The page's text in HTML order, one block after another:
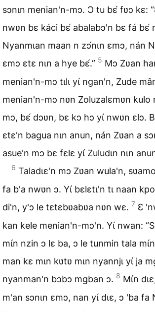
sɔnɩn menian'n-mɔ. Ɔ tu bɛ́ fʋɔ kɛ:
nwʋn bɛ káci bɛ́ abalabɔ'n bɛ fá bɛ́
Nyanmɩan maan n zɔ́nɩn ɛmɔ, nán
ɛmɔ ɛtɛ nɩn a hye bɛ́.” 5 Mɔ Zʋan
menian'n-mɔ tɩlɩ yɩ́ ngan'n, Zude
menian'n-mɔ nʋn Zoluzalɛmʋn kulo
mɔ, bɛ́ dɔʋn, bɛ kɔ hɔ yɩ́ nwʋn ɛlɔ.
ɛtɛ'n bagua nɩn anun, nán Zʋan a
asue'n mɔ bɛ fɛlɛ yɩ́ Zuludɩn nɩn
6 Taladɩɛ'n mɔ Zʋan wula'n,
fa b'a nwʋn ɔ. Yɩ́ bɛlɛtɩ'n tɩ naan
di'n, y'ɔ le tɛtɛbʋabʋa nʋn wɛ. 7 Ɛ
kan kele menian'n-mɔ'n. Yɩ́ nwan:
mɩ́n nzin ɔ lɛ ba, ɔ le tunmin tala
man kɛ mɩn kʋtʋ mɩn nyannjɩ yɩ́ ja
nyanman'n bɔbɔ mgban ɔ. 8 Mɩ́n
m'an sɔnɩn ɛmɔ, nan yɩ́ dɩɛ, ɔ 'ba fa